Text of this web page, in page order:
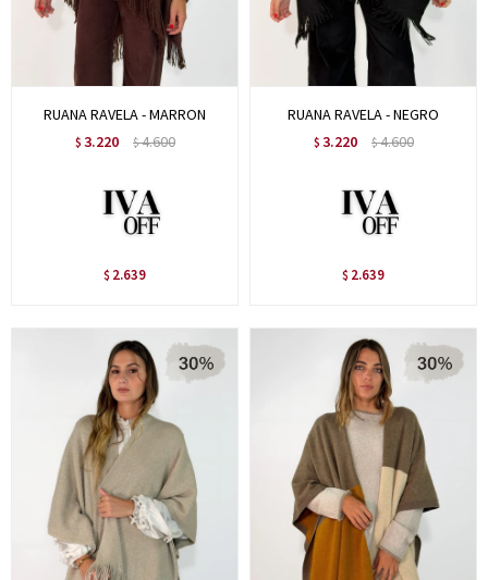
RUANA RAVELA - MARRON
$ 3.220 $4.600
$ 2.639
RUANA RAVELA - NEGRO
$ 3.220 $4.600
$ 2.639